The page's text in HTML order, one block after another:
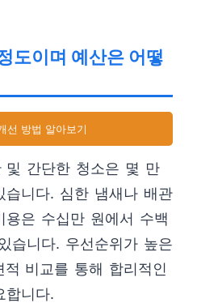
도이며 예산은 어떻
선 방법 알아보기
및 간단한 청소은 몇 만
습니다. 심한 냄새나 배관
용은 수십만 원에서 수백
습니다. 우선순위가 높은
비교를 통해 합리적인
합니다.